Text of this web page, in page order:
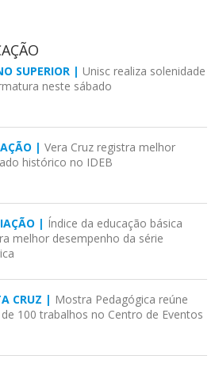
SUPERIOR | Unisc realiza solenidade
neste sábado
| Vera Cruz registra melhor
histórico no IDEB
| Índice da educação básica
melhor desempenho da série
CRUZ | Mostra Pedagógica reúne
100 trabalhos no Centro de Eventos